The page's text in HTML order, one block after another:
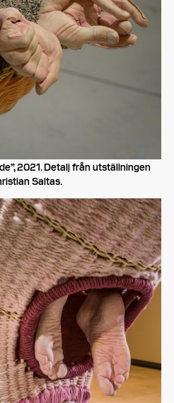
2021. Detalj från utställningen
Saltas.